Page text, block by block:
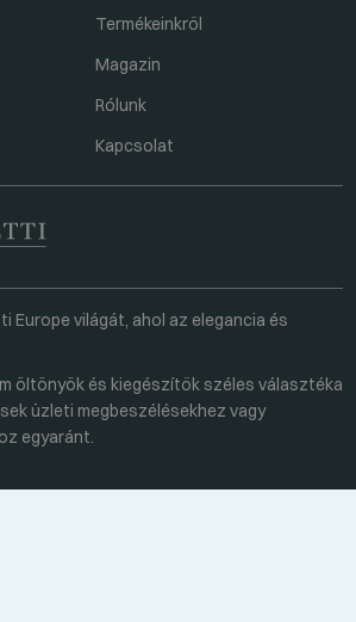
Termékeinkről
Magazin
Rólunk
Kapcsolat
Europe világát, ahol az elegancia és
öltönyök és kiegészítők széles választéka
üzleti megbeszélésekhez vagy
egyaránt.